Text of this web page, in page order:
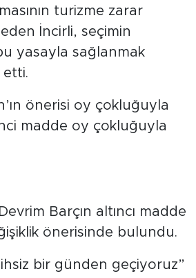
turizme zarar
İncirli, seçimin
yasayla sağlanmak
etti.
önerisi oy çokluğuyla
madde oy çokluğuyla
Barçın altıncı madde
önerisinde bulundu.
bir günden geçiyoruz”